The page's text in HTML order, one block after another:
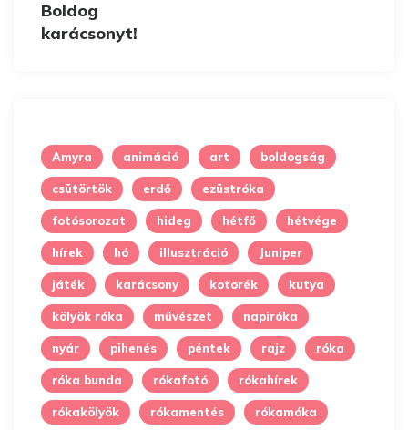
Amyra animáció art boldogság
csütörtök erdő ezüstróka
fotósorozat hideg hétfő hétvége
hírek hó illusztráció Juniper
játék karácsony kotorék kutya
kölyök róka művészet napiróka
nyár pihenés péntek rajz róka
róka bunda rókafotó rókahírek
rókakölyök rókamentés rókamóka